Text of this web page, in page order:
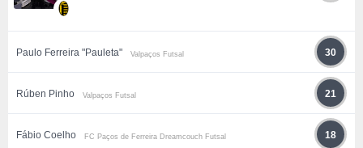
Paulo Ferreira "Pauleta" Valpaços Futsal 30
Rúben Pinho Valpaços Futsal 21
Fábio Coelho FC Paços de Ferreira Dreamcouch Futsal 18